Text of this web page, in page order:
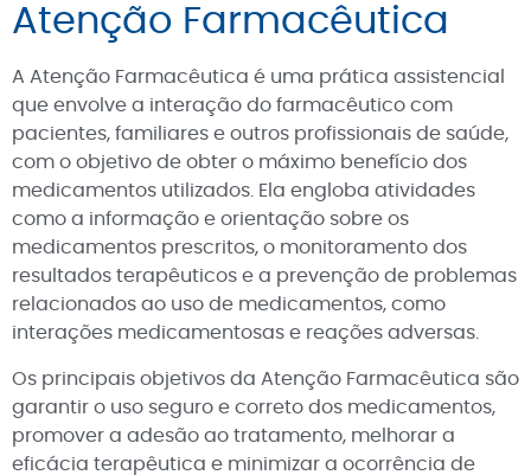
Atenção Farmacêutica
A Atenção Farmacêutica é uma prática assistencial
que envolve a interação do farmacêutico com
pacientes, familiares e outros profissionais de saúde,
com o objetivo de obter o máximo benefício dos
medicamentos utilizados. Ela engloba atividades
como a informação e orientação sobre os
medicamentos prescritos, o monitoramento dos
resultados terapêuticos e a prevenção de problemas
relacionados ao uso de medicamentos, como
interações medicamentosas e reações adversas.
Os principais objetivos da Atenção Farmacêutica são
garantir o uso seguro e correto dos medicamentos,
promover a adesão ao tratamento, melhorar a
eficácia terapêutica e minimizar a ocorrência de